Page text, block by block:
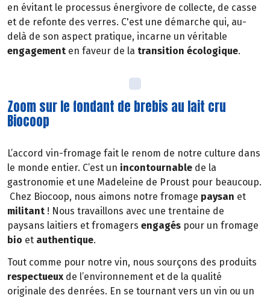
en évitant le processus énergivore de collecte, de casse
et de refonte des verres. C'est une démarche qui, au-
delà de son aspect pratique, incarne un véritable
engagement en faveur de la transition écologique.
Zoom sur le fondant de brebis au lait cru
Biocoop
L’accord vin-fromage fait le renom de notre culture dans
le monde entier. C’est un incontournable de la
gastronomie et une Madeleine de Proust pour beaucoup.
Chez Biocoop, nous aimons notre fromage paysan et
militant ! Nous travaillons avec une trentaine de
paysans laitiers et fromagers engagés pour un fromage
bio et authentique.
Tout comme pour notre vin, nous sourçons des produits
respectueux de l’environnement et de la qualité
originale des denrées. En se tournant vers un vin ou un